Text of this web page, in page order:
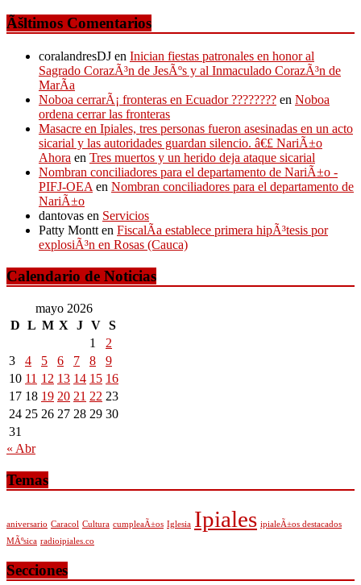
Ãšltimos Comentarios
coralandresDJ en Inician fiestas patronales en honor al
Sagrado CorazÃ³n de JesÃºs y al Inmaculado CorazÃ³n de
MarÃ­a
Noboa cerrarÃ¡ fronteras en Ecuador ???????? en Noboa
ordena cerrar las fronteras
Masacre en Ipiales, tres personas fueron asesinadas en un acto
sicarial y las autoridades guardan silencio. â€£ NariÃ±o
Ahora en Tres muertos y un herido deja ataque sicarial
Nombran conciliadores para el departamento de NariÃ±o -
PIFJ-OEA en Nombran conciliadores para el departamento de
NariÃ±o
dantovas en Servicios
Patty Montt en FiscalÃ­a establece primera hipÃ³tesis por
explosiÃ³n en Rosas (Cauca)
Calendario de Noticias
mayo 2026
D L M X J V S
1
2
3
4 5 6 7 8
9
10 11 12 13 14 15 16
17 18 19 20 21 22 23
24 25 26 27 28 29 30
31
« Abr
Temas
aniversario Caracol Cultura cumpleaÃ±os Iglesia Ipiales ipialeÃ±os destacados
MÃºsica radioipiales.co
Secciones